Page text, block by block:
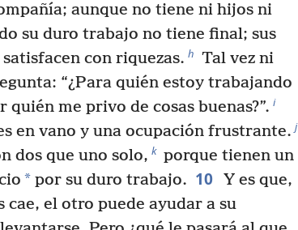
aunque no tiene ni hijos ni
su duro trabajo no tiene final; sus
con riquezas. h Tal vez ni
“¿Para quién estoy trabajando
quién me privo de cosas buenas?”. i
en vano y una ocupación frustrante. j
dos que uno solo, k porque tienen un
* por su duro trabajo. 10 Y es que,
cae, el otro puede ayudar a su